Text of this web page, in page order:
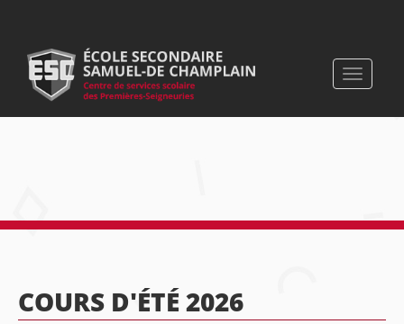
Toggle
COURS D'ÉTÉ 2026